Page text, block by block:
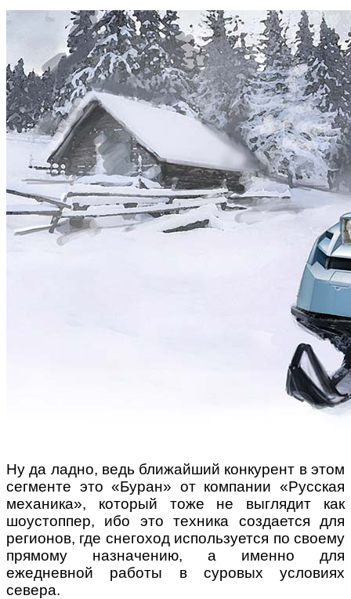
Ну да ладно, ведь ближайший конкурент в этом
сегменте это «Буран» от компании «Русская
механика», который тоже не выглядит как
шоустоппер, ибо это техника создается для
регионов, где снегоход используется по своему
прямому назначению, а именно для
ежедневной работы в суровых условиях
севера.